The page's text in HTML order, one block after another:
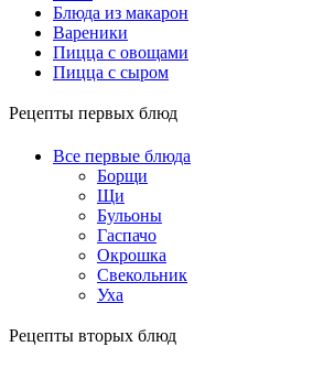
Блюда из макарон
Вареники
Пицца с овощами
Пицца с сыром
Рецепты первых блюд
Все первые блюда
Борщи
Щи
Бульоны
Гаспачо
Окрошка
Свекольник
Уха
Рецепты вторых блюд